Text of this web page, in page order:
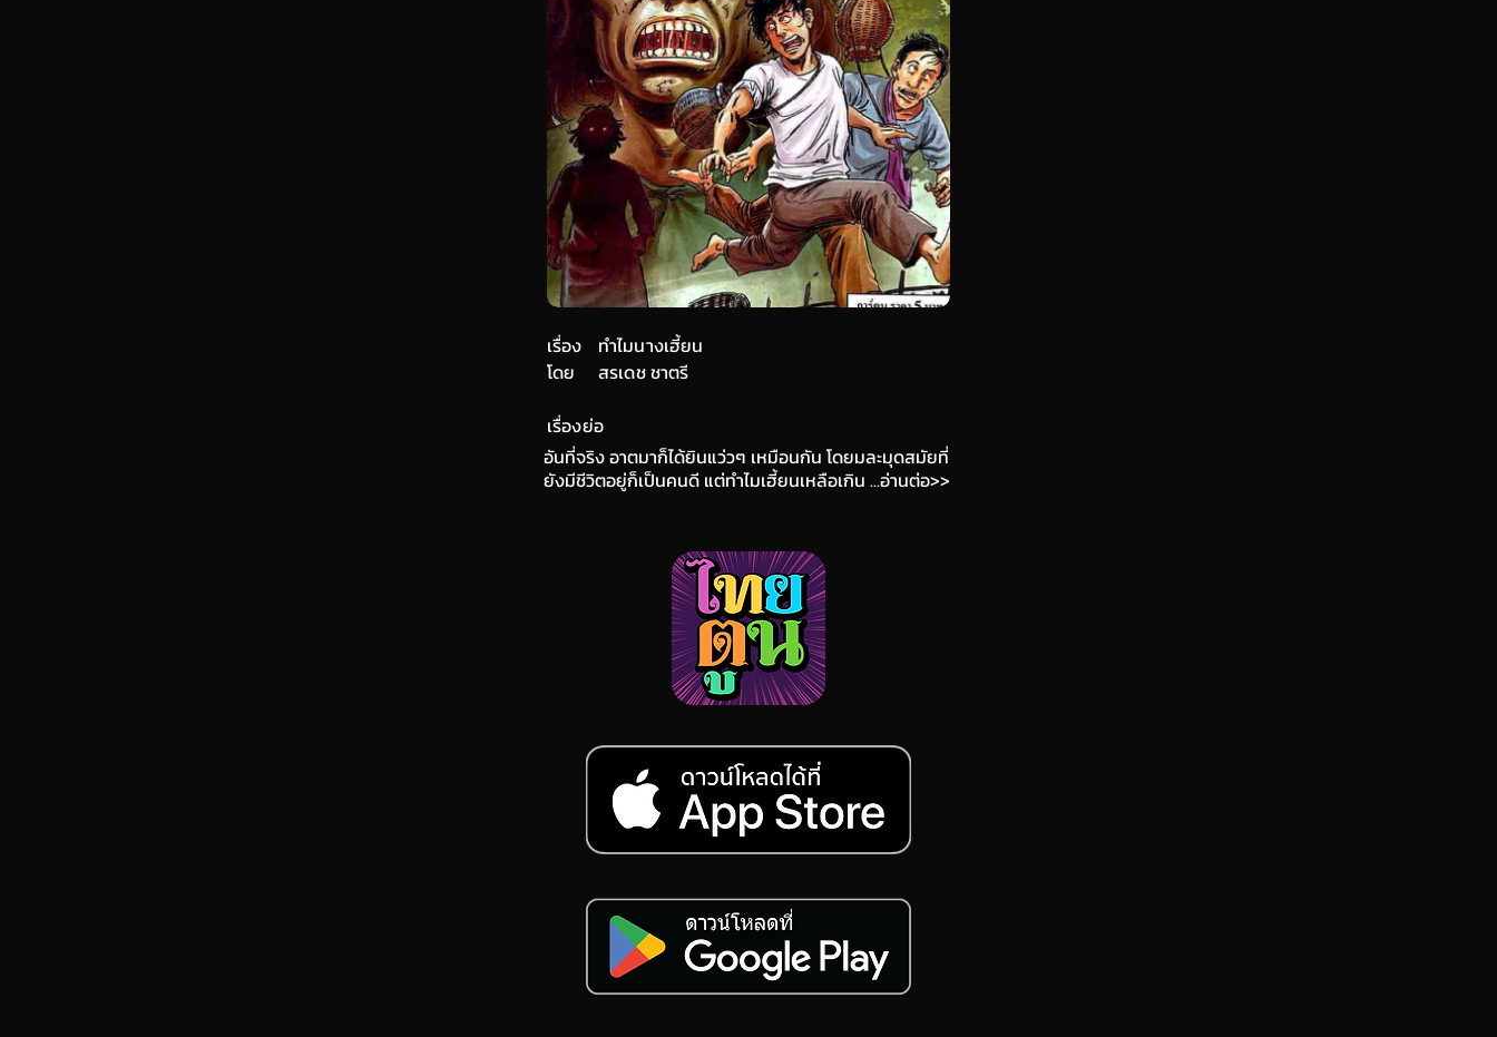
เรื่อง
โดย
ทำไมนางเฮี้ยน
สรเดช ชาตรี
เรื่องย่อ
อันที่จริง อาตมาก็ได้ยินแว่วๆ เหมือนกัน โดยมละมุดสมัยที่
ยังมีชีวิตอยู่ก็เป็นคนดี แต่ทำไมเฮี้ยนเหลือเกิน ...อ่านต่อ>>